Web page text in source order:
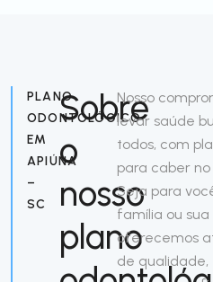
PLANO
ODONTOLÓGICO
EM
APIÚNA
–
SC
Sobre
o
nosso
plano
Nosso
levar saúde
todos, com
para caber no
Seja para
família ou sua
oferecemos
de qualidade,